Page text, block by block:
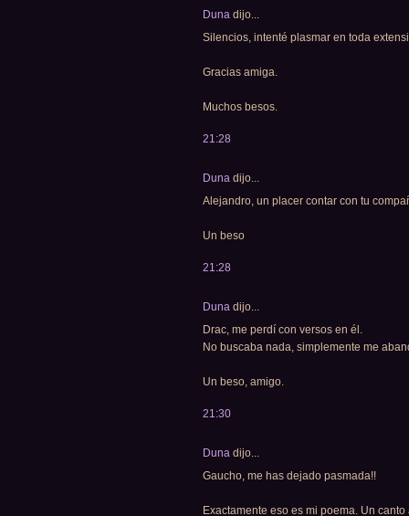
Duna dijo...
Silencios, intenté plasmar en toda
Gracias amiga.
Muchos besos.
21:28
Duna dijo...
Alejandro, un placer contar con tu
Un beso
21:28
Duna dijo...
Drac, me perdí con versos en él.
No buscaba nada, simplemente me
Un beso, amigo.
21:30
Duna dijo...
Gaucho, me has dejado pasmada!!
Exactamente eso es mi poema. Un